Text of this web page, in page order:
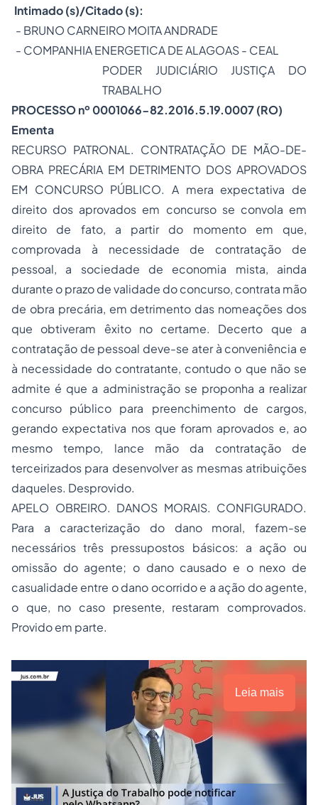
Intimado (s)/Citado (s):
- BRUNO CARNEIRO MOITA ANDRADE
- COMPANHIA ENERGETICA DE ALAGOAS - CEAL
PODER JUDICIÁRIO JUSTIÇA DO
TRABALHO
PROCESSO nº0001066-82.2016.5.19.0007(RO)
Ementa
RECURSO PATRONAL. CONTRATAÇÃO DE MÃO-DE-
OBRA PRECÁRIA EM DETRIMENTO DOS APROVADOS
EM CONCURSO PÚBLICO. A mera expectativa de
direito dos aprovados em concurso se convola em
direito de fato, a partir do momento em que,
comprovada à necessidade de contratação de
pessoal, a sociedade de economia mista, ainda
durante o prazo de validade do concurso, contrata mão
de obra precária, em detrimento das nomeações dos
que obtiveram êxito no certame. Decerto que a
contratação de pessoal deve-se ater à conveniência e
à necessidade do contratante, contudo o que não se
admite é que a administração se proponha a realizar
concurso público para preenchimento de cargos,
gerando expectativa nos que foram aprovados e, ao
mesmo tempo, lance mão da contratação de
terceirizados para desenvolver as mesmas atribuições
daqueles. Desprovido.
APELO OBREIRO. DANOS MORAIS. CONFIGURADO.
Para a caracterização do dano moral, fazem-se
necessários três pressupostos básicos: a ação ou
omissão do agente; o dano causado e o nexo de
casualidade entre o dano ocorrido e a ação do agente,
o que, no caso presente, restaram comprovados.
Provido em parte.
Leia mais